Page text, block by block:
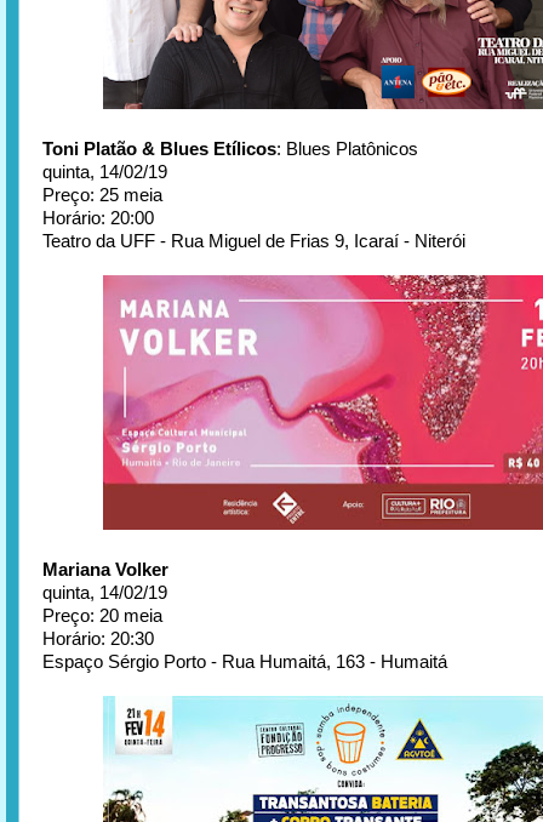
Toni Platão & Blues Etílicos: Blues Platônicos
quinta, 14/02/19
Preço: 25 meia
Horário: 20:00
Teatro da UFF - Rua Miguel de Frias 9, Icaraí - Niterói
Mariana Volker
quinta, 14/02/19
Preço: 20 meia
Horário: 20:30
Espaço Sérgio Porto - Rua Humaitá, 163 - Humaitá